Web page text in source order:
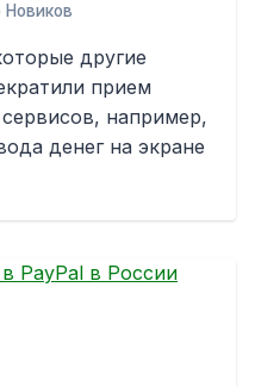
Новиков
другие
прием
например,
денег на экране